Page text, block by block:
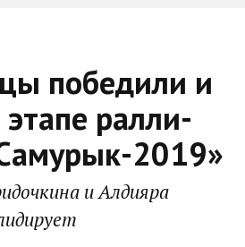
победили и
ралли-
2019»
и Алдияра